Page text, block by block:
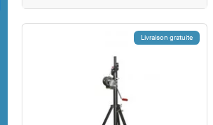
Livraison gratuite